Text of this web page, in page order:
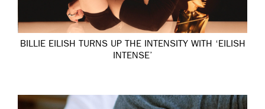
BILLIE EILISH TURNS UP THE INTENSITY WITH ‘EILISH
INTENSE’